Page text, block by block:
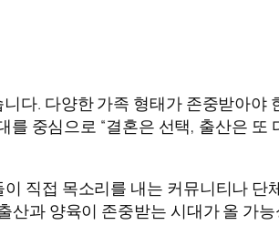
다. 다양한 가족 형태가 존중받아야
중심으로 “결혼은 선택, 출산은 또
직접 목소리를 내는 커뮤니티나 단
과 양육이 존중받는 시대가 올 가